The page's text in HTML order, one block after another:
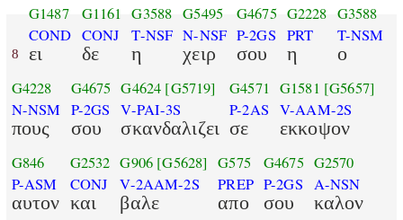
8
G1487
COND
ει
G1161
CONJ
δε
G3588
T-NSF
η
G5495
N-NSF
χειρ
G4675
P-2GS
σου
G2228
PRT
η
G3588
T-NSM
ο
G4228
N-NSM
πους
G4675
P-2GS
σου
G4624 [G5719]
V-PAI-3S
σκανδαλιζει
G4571
P-2AS
σε
G1581 [G5657]
V-AAM-2S
εκκοψον
G846
P-ASM
αυτον
G2532
CONJ
και
G906 [G5628]
V-2AAM-2S
βαλε
G575
PREP
απο
G4675
P-2GS
σου
G2570
A-NSN
καλον